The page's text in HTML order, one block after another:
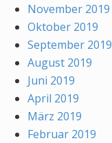
November 2019
Oktober 2019
September 2019
August 2019
Juni 2019
April 2019
März 2019
Februar 2019